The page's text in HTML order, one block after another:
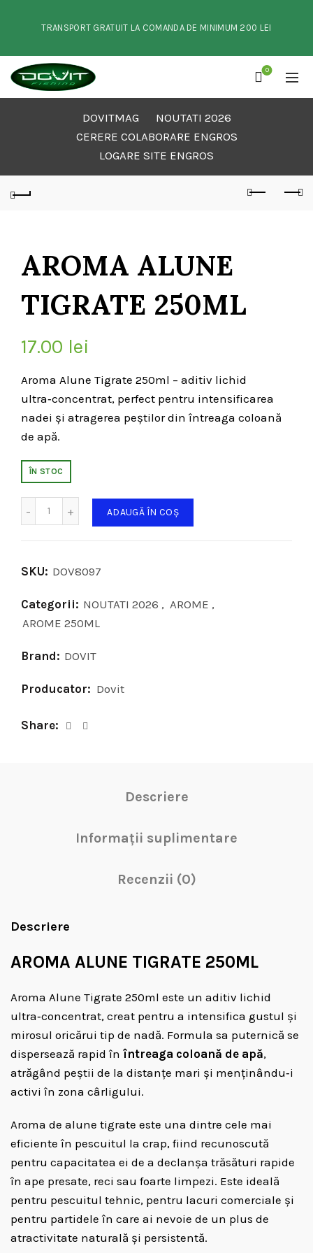
TRANSPORT GRATUIT LA COMANDA DE MINIMUM 200 LEI
0
DOVITMAG
NOUTATI 2026
CERERE COLABORARE ENGROS
LOGARE SITE ENGROS
AROMA ALUNE
TIGRATE 250ML
17.00 lei
Aroma Alune Tigrate 250ml – aditiv lichid
ultra‑concentrat, perfect pentru intensificarea
nadei și atragerea peștilor din întreaga coloană
de apă.
ÎN STOC
ADAUGĂ ÎN COȘ
SKU: DOV8097
Categorii: NOUTATI 2026 , AROME ,
AROME 250ML
Brand: DOVIT
Producator: Dovit
Share
Descriere
Informații suplimentare
Recenzii (0)
Descriere
AROMA ALUNE TIGRATE 250ML
Aroma Alune Tigrate 250ml este un aditiv lichid
ultra‑concentrat, creat pentru a intensifica gustul și
mirosul oricărui tip de nadă. Formula sa puternică se
dispersează rapid în întreaga coloană de apă,
atrăgând peștii de la distanțe mari și menținându‑i
activi în zona cârligului.
Aroma de alune tigrate este una dintre cele mai
eficiente în pescuitul la crap, fiind recunoscută
pentru capacitatea ei de a declanșa trăsături rapide
în ape presate, reci sau foarte limpezi. Este ideală
pentru pescuitul tehnic, pentru lacuri comerciale și
pentru partidele în care ai nevoie de un plus de
atractivitate naturală și persistentă.